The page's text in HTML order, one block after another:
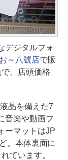
デジタルフォ
～八號店で販
、店頭価格
晶を備えた7
音楽や動画フ
ーマットはJP
。本体裏面に
ています。